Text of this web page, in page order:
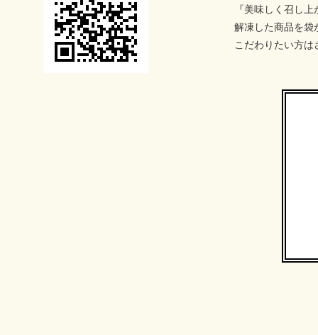
『美味しく召し
解凍した商品を袋
こだわりたい方